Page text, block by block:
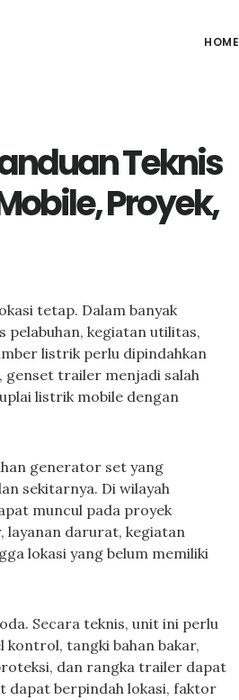
HOME
Teknis
Proyek,
tetap. Dalam banyak
pelabuhan, kegiatan utilitas,
listrik perlu dipindahkan
genset trailer menjadi salah
listrik mobile dengan
generator set yang
sekitarnya. Di wilayah
muncul pada proyek
layanan darurat, kegiatan
lokasi yang belum memiliki
Secara teknis, unit ini perlu
tangki bahan bakar,
dan rangka trailer dapat
dapat berpindah lokasi, faktor